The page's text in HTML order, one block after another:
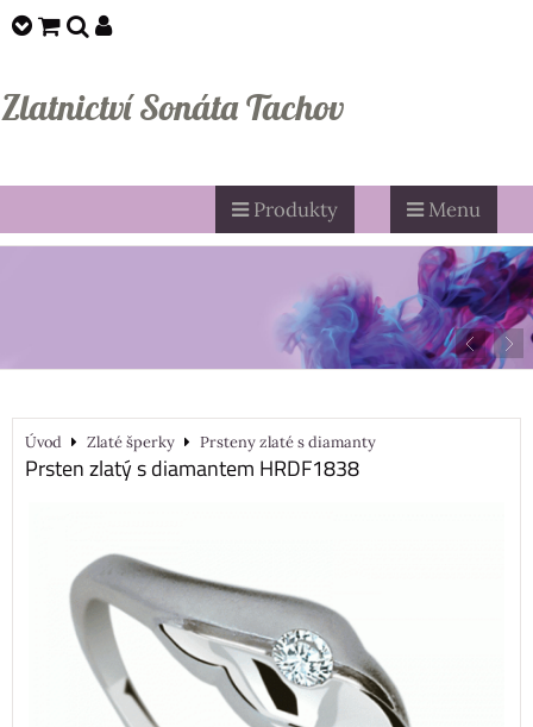
Zlatnictví Sonáta Tachov
Produkty Menu
Úvod Zlaté šperky Prsteny zlaté s diamanty
Prsten zlatý s diamantem HRDF1838